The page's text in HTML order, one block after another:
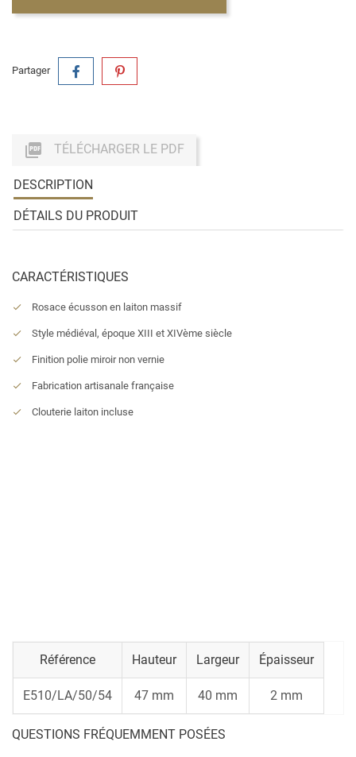
Partager
 TÉLÉCHARGER LE PDF
DESCRIPTION
DÉTAILS DU PRODUIT
CARACTÉRISTIQUES
Rosace écusson en laiton massif
Style médiéval, époque XIII et XIVème siècle
Finition polie miroir non vernie
Fabrication artisanale française
Clouterie laiton incluse
Référence Hauteur Largeur Épaisseur
E510/LA/50/54 47 mm 40 mm 2 mm
QUESTIONS FRÉQUEMMENT POSÉES